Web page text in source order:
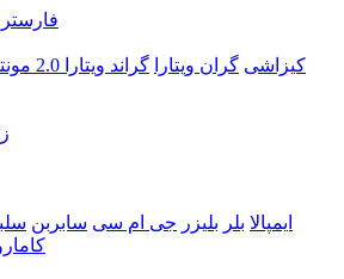
فارستر
کیزاشی گران ویتارا گراند ویتارا 2.0 مونتاژ
ایمپالا بلر بلیزر جی ام سی سابربن